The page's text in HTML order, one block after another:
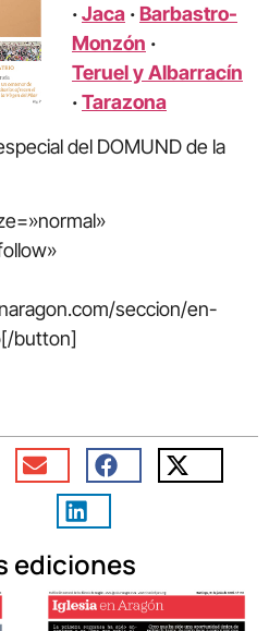
·Jaca ·Barbastro-
Monzón ·
Teruel y Albarracín
·Tarazona
del DOMUND de la
seccion/en-
button]
ediciones